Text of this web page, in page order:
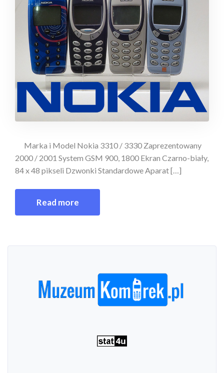
Marka i Model Nokia 3310 / 3330 Zaprezentowany
2000 / 2001 System GSM 900, 1800 Ekran Czarno-biały,
84 x 48 pikseli Dzwonki Standardowe Aparat […]
Read more